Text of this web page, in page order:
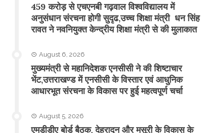
459 करोड़ से एचएनबी गढ़वाल विश्वविद्यालय में
अनुसंधान संरचना होगी सुदृढ,उच्च शिक्षा मंत्री धन सिंह
रावत ने नवनियुक्त केन्द्रीय शिक्षा मंत्री से की मुलाकात
August 6, 2026
मुख्यमंत्री से महानिदेशक एनसीसी ने की शिष्टाचार
भेंट,उत्तराखण्ड में एनसीसी के विस्तार एवं आधुनिक
आधारभूत संरचना के विकास पर हुई महत्वपूर्ण चर्चा
August 5, 2026
एमडीडीए बोर्ड बैठक, देहरादून और मसूरी के विकास के